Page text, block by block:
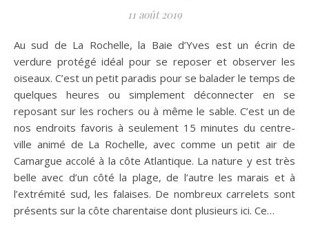
11 août 2019
Au sud de La Rochelle, la Baie d’Yves est un écrin de
verdure protégé idéal pour se reposer et observer les
oiseaux. C’est un petit paradis pour se balader le temps de
quelques heures ou simplement déconnecter en se
reposant sur les rochers ou à même le sable. C’est un de
nos endroits favoris à seulement 15 minutes du centre-
ville animé de La Rochelle, avec comme un petit air de
Camargue accolé à la côte Atlantique. La nature y est très
belle avec d’un côté la plage, de l’autre les marais et à
l’extrémité sud, les falaises. De nombreux carrelets sont
présents sur la côte charentaise dont plusieurs ici. Ce…